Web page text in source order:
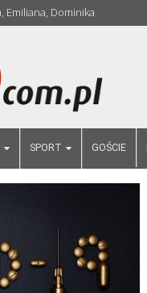
Emiliana, Dominika
SPORT GOŚCIE